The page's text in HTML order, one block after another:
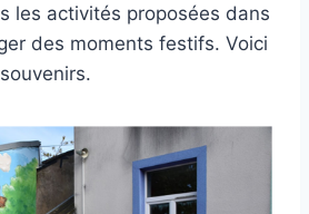
les activités proposées dans
des moments festifs. Voici